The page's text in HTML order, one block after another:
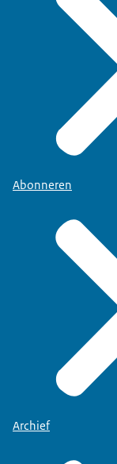
Abonneren
Archief